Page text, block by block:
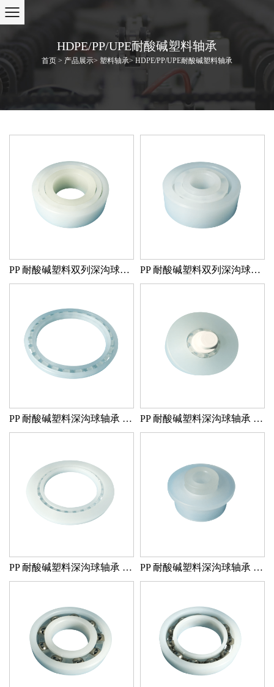
HDPE/PP/UPE耐酸碱塑料轴承
首页 > 产品展示> 塑料轴承>HDPE/PP/UPE耐酸碱塑料轴承
PP 耐酸碱塑料双列深沟球轴承 PP/GLASS/PP PP 耐酸碱塑料双列深沟球轴承 PP/GLASS/PP SB
PP 耐酸碱塑料深沟球轴承 PP/GLASS/PP PP 耐酸碱塑料深沟球轴承 PP/GLASS/PE FB346
PP 耐酸碱塑料深沟球轴承 PP/GLASS/PP 外径带槽 PP 耐酸碱塑料深沟球轴承 PP/GLASS/PP FB420